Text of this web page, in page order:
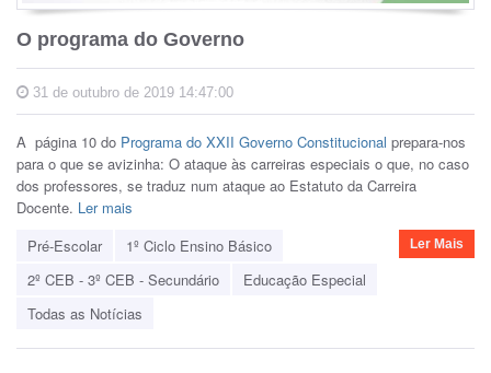
O programa do Governo
31 de outubro de 2019 14:47:00
A página 10 do Programa do XXII Governo Constitucional prepara-nos
para o que se avizinha: O ataque às carreiras especiais o que, no caso
dos professores, se traduz num ataque ao Estatuto da Carreira
Docente. Ler mais
Pré-Escolar
1º Ciclo Ensino Básico
2º CEB - 3º CEB - Secundário
Educação Especial
Todas as Notícias
Ler Mais